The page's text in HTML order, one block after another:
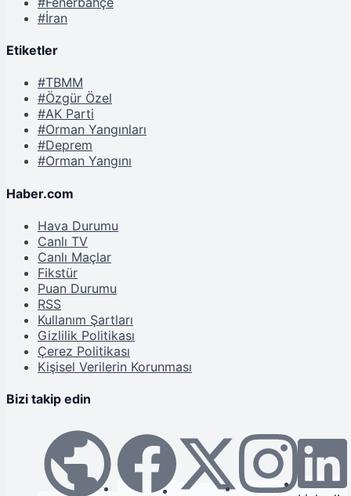
#İran
Etiketler
#TBMM
#Özgür Özel
#AK Parti
#Orman Yangınları
#Deprem
#Orman Yangını
Haber.com
Hava Durumu
Canlı TV
Canlı Maçlar
Fikstür
Puan Durumu
RSS
Kullanım Şartları
Gizlilik Politikası
Çerez Politikası
Kişisel Verilerin Korunması
Bizi takip edin